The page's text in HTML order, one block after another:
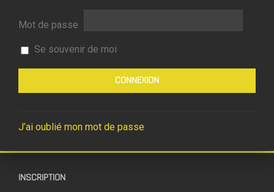
Mot de passe
Se souvenir de moi
J’ai oublié mon mot de passe
INSCRIPTION